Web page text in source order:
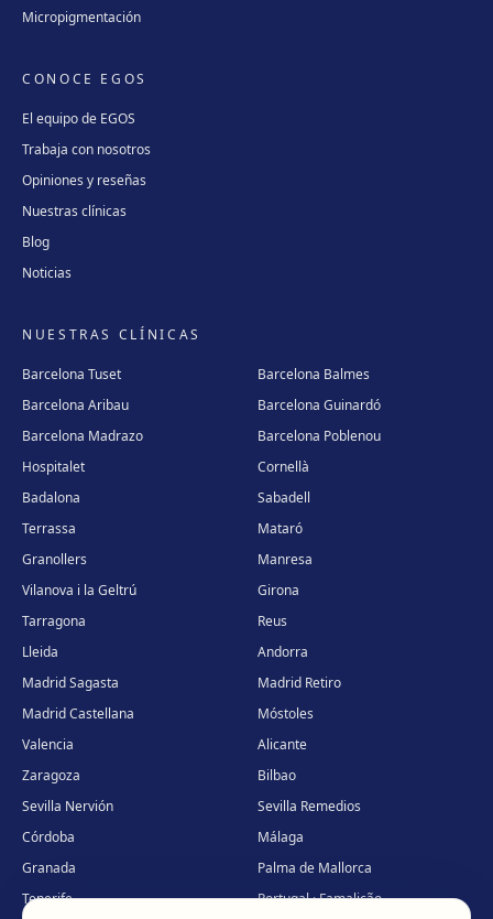
Micropigmentación
CONOCE EGOS
El equipo de EGOS
Trabaja con nosotros
Opiniones y reseñas
Nuestras clínicas
Blog
Noticias
NUESTRAS CLÍNICAS
Barcelona Tuset
Barcelona Balmes
Barcelona Aribau
Barcelona Guinardó
Barcelona Madrazo
Barcelona Poblenou
Hospitalet
Cornellà
Badalona
Sabadell
Terrassa
Mataró
Granollers
Manresa
Vilanova i la Geltrú
Girona
Tarragona
Reus
Lleida
Andorra
Madrid Sagasta
Madrid Retiro
Madrid Castellana
Móstoles
Valencia
Alicante
Zaragoza
Bilbao
Sevilla Nervión
Sevilla Remedios
Córdoba
Málaga
Granada
Palma de Mallorca
Tenerife
Portugal · Famalicão